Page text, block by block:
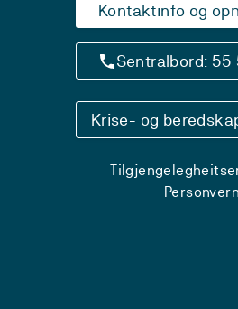
Kontaktinfo og
Sentralbord:
Krise- og
Personvern